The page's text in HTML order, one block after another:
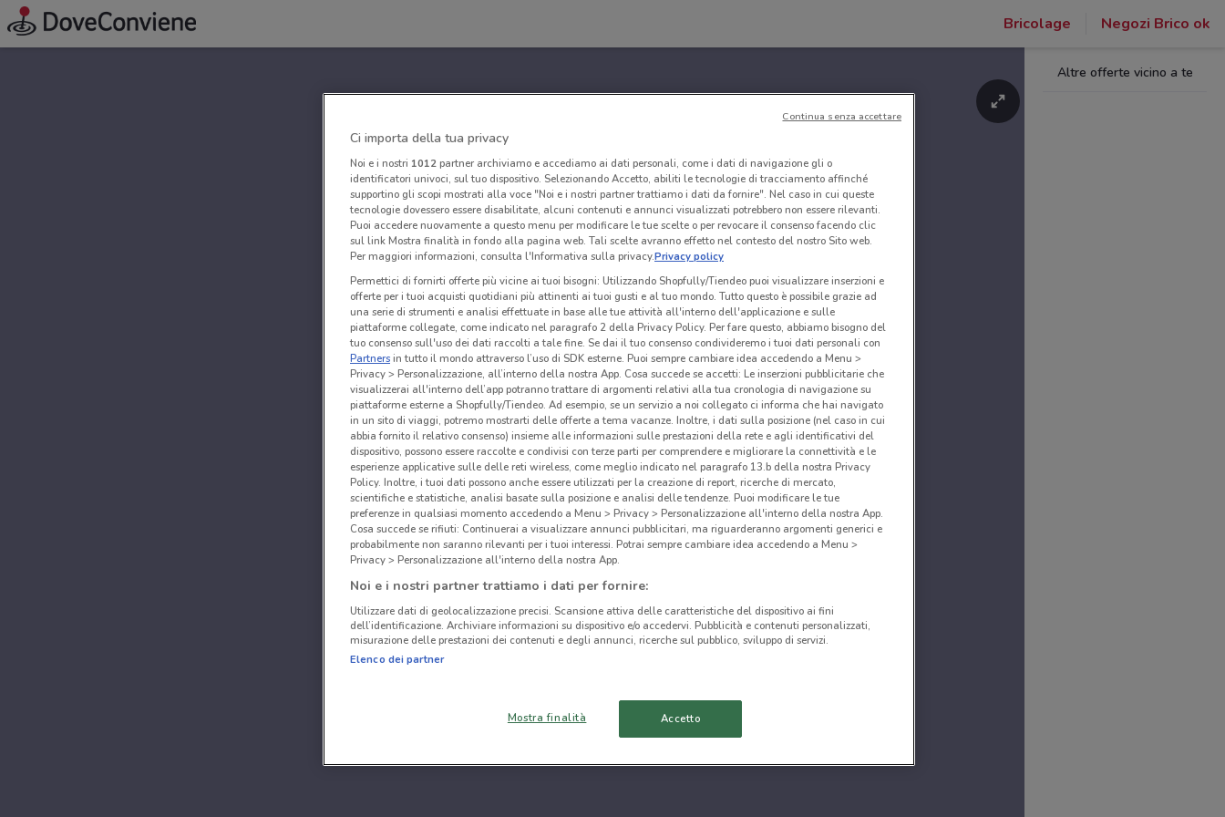
Bricolage Negozi Brico ok
Altre offerte vicino a te
Ci importa della tua privacy
Noi e i nostri 1012partner archiviamo e accediamo ai dati personali, come i dati di navigazione gli o
identificatori univoci, sul tuo dispositivo. Selezionando Accetto, abiliti le tecnologie di tracciamento affinché
supportino gli scopi mostrati alla voce "Noi e i nostri partner trattiamo i dati da fornire". Nel caso in cui queste
tecnologie dovessero essere disabilitate, alcuni contenuti e annunci visualizzati potrebbero non essere rilevanti.
Puoi accedere nuovamente a questo menu per modificare le tue scelte o per revocare il consenso facendo clic
sul link Mostra finalità in fondo alla pagina web. Tali scelte avranno effetto nel contesto del nostro Sito web.
Per maggiori informazioni, consulta l'Informativa sulla privacy.Privacy policy
Permettici di fornirti offerte più vicine ai tuoi bisogni: Utilizzando Shopfully/Tiendeo puoi visualizzare inserzioni e
offerte per i tuoi acquisti quotidiani più attinenti ai tuoi gusti e al tuo mondo. Tutto questo è possibile grazie ad
una serie di strumenti e analisi effettuate in base alle tue attività all'interno dell'applicazione e sulle
piattaforme collegate, come indicato nel paragrafo 2 della Privacy Policy. Per fare questo, abbiamo bisogno del
tuo consenso sull'uso dei dati raccolti a tale fine. Se dai il tuo consenso condivideremo i tuoi dati personali con
Partnersin tutto il mondo attraverso l’uso di SDK esterne. Puoi sempre cambiare idea accedendo a Menu >
Privacy > Personalizzazione, all’interno della nostra App. Cosa succede se accetti: Le inserzioni pubblicitarie che
visualizzerai all'interno dell’app potranno trattare di argomenti relativi alla tua cronologia di navigazione su
piattaforme esterne a Shopfully/Tiendeo. Ad esempio, se un servizio a noi collegato ci informa che hai navigato
in un sito di viaggi, potremo mostrarti delle offerte a tema vacanze. Inoltre, i dati sulla posizione (nel caso in cui
abbia fornito il relativo consenso) insieme alle informazioni sulle prestazioni della rete e agli identificativi del
dispositivo, possono essere raccolte e condivisi con terze parti per comprendere e migliorare la connettività e le
esperienze applicative sulle delle reti wireless, come meglio indicato nel paragrafo 13.b della nostra Privacy
Policy. Inoltre, i tuoi dati possono anche essere utilizzati per la creazione di report, ricerche di mercato,
scientifiche e statistiche, analisi basate sulla posizione e analisi delle tendenze. Puoi modificare le tue
preferenze in qualsiasi momento accedendo a Menu > Privacy > Personalizzazione all'interno della nostra App.
Cosa succede se rifiuti: Continuerai a visualizzare annunci pubblicitari, ma riguarderanno argomenti generici e
probabilmente non saranno rilevanti per i tuoi interessi. Potrai sempre cambiare idea accedendo a Menu >
Privacy > Personalizzazione all'interno della nostra App.
Noi e i nostri partner trattiamo i dati per fornire:
Utilizzare dati di geolocalizzazione precisi. Scansione attiva delle caratteristiche del dispositivo ai fini
dell’identificazione. Archiviare informazioni su dispositivo e/o accedervi. Pubblicità e contenuti personalizzati,
misurazione delle prestazioni dei contenuti e degli annunci, ricerche sul pubblico, sviluppo di servizi.
Elenco dei partner
Mostra finalità Accetto
Continua senza accettare